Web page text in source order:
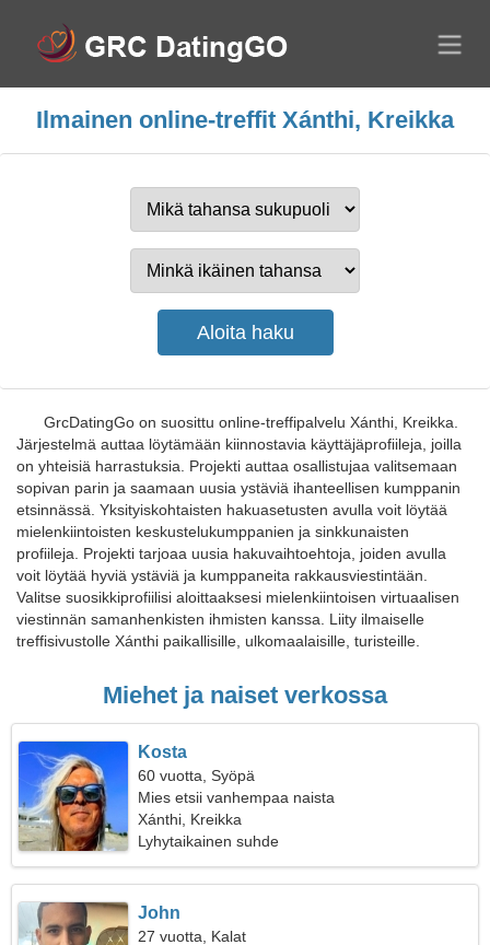
Ilmainen online-treffit Xánthi, Kreikka
GrcDatingGo on suosittu online-treffipalvelu Xánthi, Kreikka.
Järjestelmä auttaa löytämään kiinnostavia käyttäjäprofiileja, joilla
on yhteisiä harrastuksia. Projekti auttaa osallistujaa valitsemaan
sopivan parin ja saamaan uusia ystäviä ihanteellisen kumppanin
etsinnässä. Yksityiskohtaisten hakuasetusten avulla voit löytää
mielenkiintoisten keskustelukumppanien ja sinkkunaisten
profiileja. Projekti tarjoaa uusia hakuvaihtoehtoja, joiden avulla
voit löytää hyviä ystäviä ja kumppaneita rakkausviestintään.
Valitse suosikkiprofiilisi aloittaaksesi mielenkiintoisen virtuaalisen
viestinnän samanhenkisten ihmisten kanssa. Liity ilmaiselle
treffisivustolle Xánthi paikallisille, ulkomaalaisille, turisteille.
Miehet ja naiset verkossa
Kosta
60 vuotta, Syöpä
Mies etsii vanhempaa naista
Xánthi, Kreikka
Lyhytaikainen suhde
John
27 vuotta, Kalat